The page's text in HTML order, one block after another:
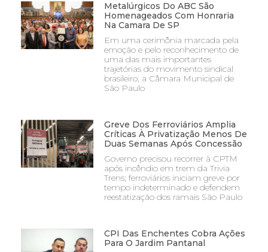
Metalúrgicos Do ABC São
Homenageados Com Honraria
Na Camara De SP
Em uma cerimônia marcada pela
emoção e pelo reconhecimento de
uma das mais importantes
trajetórias do movimento sindical
brasileiro, a Câmara Municipal de
São Paulo
Greve Dos Ferroviários Amplia
Críticas À Privatização Menos De
Duas Semanas Após Concessão
Governo precisou recorrer à CPTM
após incêndio em trem da Trivia
Trens; ferroviários iniciam greve por
tempo indeterminado e defendem
reestatização dos ramais São Paulo
CPI Das Enchentes Cobra Ações
Para O Jardim Pantanal